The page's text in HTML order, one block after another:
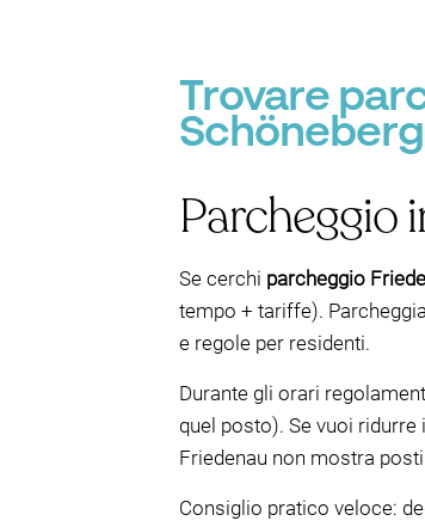
Trovare
Parcheggio
Se cerchi parcheggio
tempo + tariffe).
e regole per residenti.
Durante gli orari
quel posto). Se vuoi
Friedenau non mostra
Consiglio pratico veloce: